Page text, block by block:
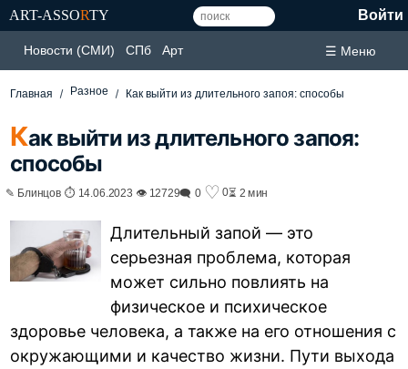
ART-ASSORTY Войти
Новости (СМИ) СПб Арт ☰ Меню
Главная Разное Как выйти из длительного запоя: способы
Как выйти из длительного запоя:
способы
✎ Блинцов ⏱ 14.06.2023 👁 12729🗨 0 ♡ 0⏳ 2 мин
Длительный запой — это
серьезная проблема, которая
может сильно повлиять на
физическое и психическое
здоровье человека, а также на его отношения с
окружающими и качество жизни. Пути выхода